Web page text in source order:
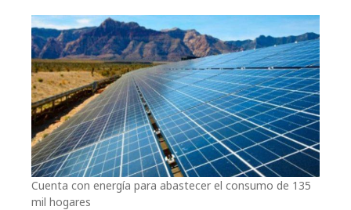
Cuenta con energía para abastecer el consumo de 135
mil hogares